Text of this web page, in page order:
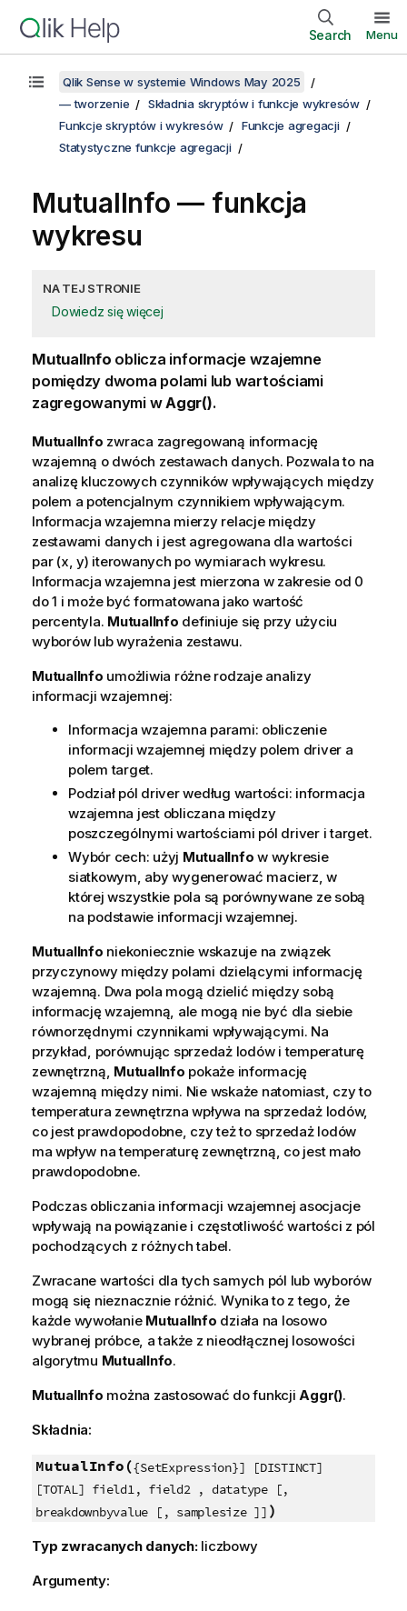
Search Menu
Qlik Sense w systemie Windows May 2025
— tworzenie
Składnia skryptów i funkcje wykresów
Funkcje skryptów i wykresów
Funkcje agregacji
Statystyczne funkcje agregacji
MutualInfo — funkcja
wykresu
NA TEJ STRONIE
Dowiedz się więcej
MutualInfo oblicza informacje wzajemne
pomiędzy dwoma polami lub wartościami
zagregowanymi wAggr().
MutualInfo zwraca zagregowaną informację
wzajemną o dwóch zestawach danych. Pozwala to na
analizę kluczowych czynników wpływających między
polem a potencjalnym czynnikiem wpływającym.
Informacja wzajemna mierzy relacje między
zestawami danych i jest agregowana dla wartości
par (x, y) iterowanych po wymiarach wykresu.
Informacja wzajemna jest mierzona w zakresie od 0
do 1 i może być formatowana jako wartość
percentyla. MutualInfo definiuje się przy użyciu
wyborów lub wyrażenia zestawu.
MutualInfo umożliwia różne rodzaje analizy
informacji wzajemnej:
Informacja wzajemna parami: obliczenie
informacji wzajemnej między polem driver a
polem target.
Podział pól driver według wartości: informacja
wzajemna jest obliczana między
poszczególnymi wartościami pól driver i target.
Wybór cech: użyj MutualInfo w wykresie
siatkowym, aby wygenerować macierz, w
której wszystkie pola są porównywane ze sobą
na podstawie informacji wzajemnej.
MutualInfo niekoniecznie wskazuje na związek
przyczynowy między polami dzielącymi informację
wzajemną. Dwa pola mogą dzielić między sobą
informację wzajemną, ale mogą nie być dla siebie
równorzędnymi czynnikami wpływającymi. Na
przykład, porównując sprzedaż lodów i temperaturę
zewnętrzną, MutualInfo pokaże informację
wzajemną między nimi. Nie wskaże natomiast, czy to
temperatura zewnętrzna wpływa na sprzedaż lodów,
co jest prawdopodobne, czy też to sprzedaż lodów
ma wpływ na temperaturę zewnętrzną, co jest mało
prawdopodobne.
Podczas obliczania informacji wzajemnej asocjacje
wpływają na powiązanie i częstotliwość wartości z pól
pochodzących z różnych tabel.
Zwracane wartości dla tych samych pól lub wyborów
mogą się nieznacznie różnić. Wynika to z tego, że
każde wywołanie MutualInfo działa na losowo
wybranej próbce, a także z nieodłącznej losowości
algorytmu MutualInfo.
MutualInfo można zastosować do funkcjiAggr().
Składnia:
MutualInfo({SetExpression}] [DISTINCT]
[TOTAL] field1, field2 , datatype [,
breakdownbyvalue [, samplesize ]] )
Typ zwracanych danych: liczbowy
Argumenty: